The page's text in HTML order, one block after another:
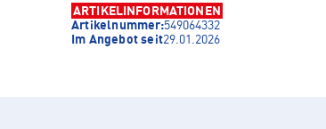
ARTIKELINFORMATIONEN
Artikelnummer:549064332
Im Angebot seit29.01.2026